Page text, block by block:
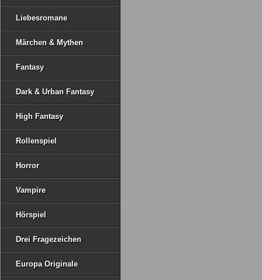
Liebesromane
Märchen & Mythen
Fantasy
Dark & Urban Fantasy
High Fantasy
Rollenspiel
Horror
Vampire
Hörspiel
Drei Fragezeichen
Europa Originale